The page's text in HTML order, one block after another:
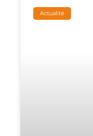
Actualité